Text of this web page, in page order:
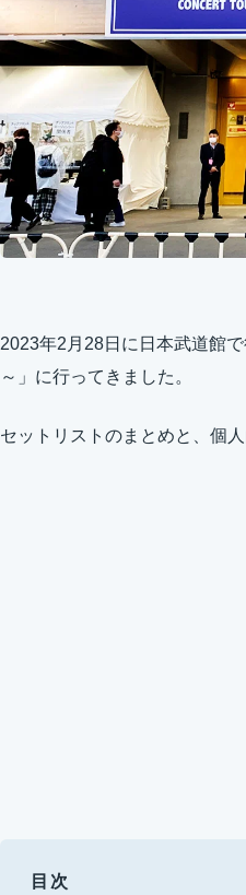
2023年2月28日に日本武道館
～」に行ってきました。
セットリストのまとめと、個
目次